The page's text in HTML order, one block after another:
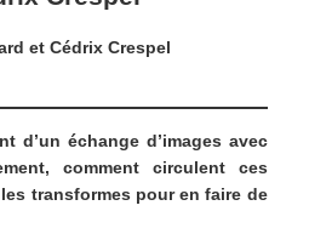
et Cédrix Crespel
d’un échange d’images avec
comment circulent ces
transformes pour en faire de